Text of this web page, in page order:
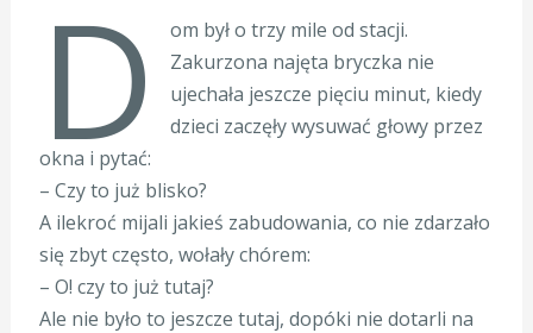
D
om był o trzy mile od stacji.
Zakurzona najęta bryczka nie
ujechała jeszcze pięciu minut, kiedy
dzieci zaczęły wysuwać głowy przez
okna i pytać:
– Czy to już blisko?
A ilekroć mijali jakieś zabudowania, co nie zdarzało
się zbyt często, wołały chórem:
– O! czy to już tutaj?
Ale nie było to jeszcze tutaj, dopóki nie dotarli na